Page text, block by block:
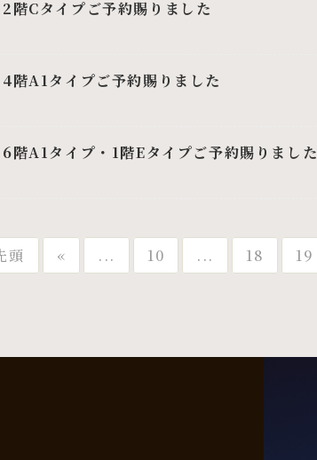
2階Cタイプご予約賜りました
4階A1タイプご予約賜りました
6階A1タイプ・1階Eタイプご予約賜りました
頭 « ... 10 ... 18 19